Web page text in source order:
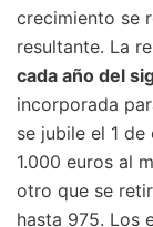
crecimiento se
resultante. La
cada año del
incorporada
se jubile el 1
1.000 euros al
otro que se
hasta 975. Los